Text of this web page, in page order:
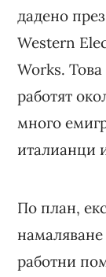
дадено
Western
Works.
работят
много
италианци
По план,
намаляване
работни